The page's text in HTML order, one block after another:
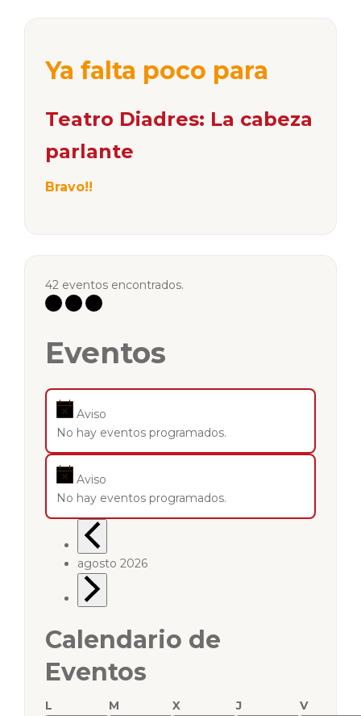
Ya falta poco para
Teatro Diadres: La cabeza
parlante
Bravo!!
42 eventos encontrados.
Eventos
Aviso
No hay eventos programados.
Aviso
No hay eventos programados.
agosto 2026
Calendario de
Eventos
L M X J
V